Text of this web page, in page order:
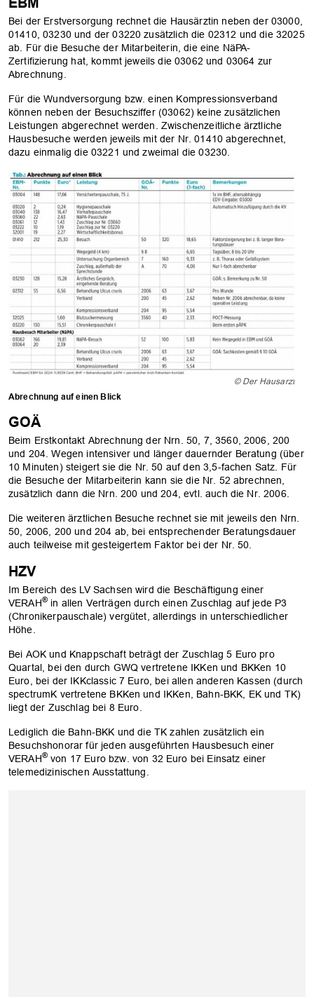
Bei der Erstversorgung rechnet die Hausärztin neben der 03000,
01410, 03230 und der 03220 zusätzlich die 02312 und die 32025
ab. Für die Besuche der Mitarbeiterin, die eine NäPA-
Zertifizierung hat, kommt jeweils die 03062 und 03064 zur
Abrechnung.
Für die Wundversorgung bzw. einen Kompressionsverband
können neben der Besuchsziffer (03062) keine zusätzlichen
Leistungen abgerechnet werden. Zwischenzeitliche ärztliche
Hausbesuche werden jeweils mit der Nr. 01410 abgerechnet,
dazu einmalig die 03221 und zweimal die 03230.
© Der Hausarzt
Abrechnung auf einen Blick
GOÄ
Beim Erstkontakt Abrechnung der Nrn. 50, 7, 3560, 2006, 200
und 204. Wegen intensiver und länger dauernder Beratung (über
10 Minuten) steigert sie die Nr. 50 auf den 3,5-fachen Satz. Für
die Besuche der Mitarbeiterin kann sie die Nr. 52 abrechnen,
zusätzlich dann die Nrn. 200 und 204, evtl. auch die Nr. 2006.
Die weiteren ärztlichen Besuche rechnet sie mit jeweils den Nrn.
50, 2006, 200 und 204 ab, bei entsprechender Beratungsdauer
auch teilweise mit gesteigertem Faktor bei der Nr. 50.
HZV
Im Bereich des LV Sachsen wird die Beschäftigung einer
VERAH®in allen Verträgen durch einen Zuschlag auf jede P3
(Chronikerpauschale) vergütet, allerdings in unterschiedlicher
Höhe.
Bei AOK und Knappschaft beträgt der Zuschlag 5 Euro pro
Quartal, bei den durch GWQ vertretene IKKen und BKKen 10
Euro, bei der IKKclassic 7 Euro, bei allen anderen Kassen (durch
spectrumK vertretene BKKen und IKKen, Bahn-BKK, EK und TK)
liegt der Zuschlag bei 8 Euro.
Lediglich die Bahn-BKK und die TK zahlen zusätzlich ein
Besuchshonorar für jeden ausgeführten Hausbesuch einer
VERAH®von 17 Euro bzw. von 32 Euro bei Einsatz einer
telemedizinischen Ausstattung.